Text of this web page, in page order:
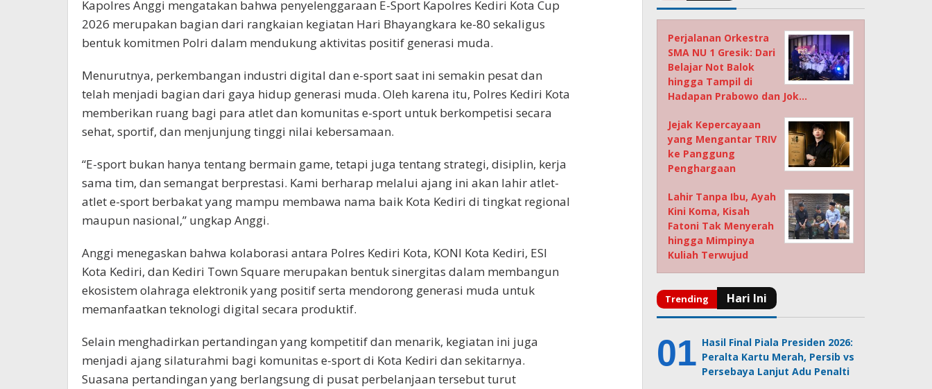
Kapolres Anggi mengatakan bahwa penyelenggaraan E-Sport Kapolres Kediri Kota Cup
2026 merupakan bagian dari rangkaian kegiatan Hari Bhayangkara ke-80 sekaligus
bentuk komitmen Polri dalam mendukung aktivitas positif generasi muda.
Menurutnya, perkembangan industri digital dan e-sport saat ini semakin pesat dan
telah menjadi bagian dari gaya hidup generasi muda. Oleh karena itu, Polres Kediri Kota
memberikan ruang bagi para atlet dan komunitas e-sport untuk berkompetisi secara
sehat, sportif, dan menjunjung tinggi nilai kebersamaan.
“E-sport bukan hanya tentang bermain game, tetapi juga tentang strategi, disiplin, kerja
sama tim, dan semangat berprestasi. Kami berharap melalui ajang ini akan lahir atlet-
atlet e-sport berbakat yang mampu membawa nama baik Kota Kediri di tingkat regional
maupun nasional,” ungkap Anggi.
Anggi menegaskan bahwa kolaborasi antara Polres Kediri Kota, KONI Kota Kediri, ESI
Kota Kediri, dan Kediri Town Square merupakan bentuk sinergitas dalam membangun
ekosistem olahraga elektronik yang positif serta mendorong generasi muda untuk
memanfaatkan teknologi digital secara produktif.
Selain menghadirkan pertandingan yang kompetitif dan menarik, kegiatan ini juga
menjadi ajang silaturahmi bagi komunitas e-sport di Kota Kediri dan sekitarnya.
Suasana pertandingan yang berlangsung di pusat perbelanjaan tersebut turut
Perjalanan Orkestra
SMA NU 1 Gresik: Dari
Belajar Not Balok
hingga Tampil di
Hadapan Prabowo dan Jok…
Jejak Kepercayaan
yang Mengantar TRIV
ke Panggung
Penghargaan
Lahir Tanpa Ibu, Ayah
Kini Koma, Kisah
Fatoni Tak Menyerah
hingga Mimpinya
Kuliah Terwujud
Hasil Final Piala Presiden 2026:
Peralta Kartu Merah, Persib vs
Persebaya Lanjut Adu Penalti